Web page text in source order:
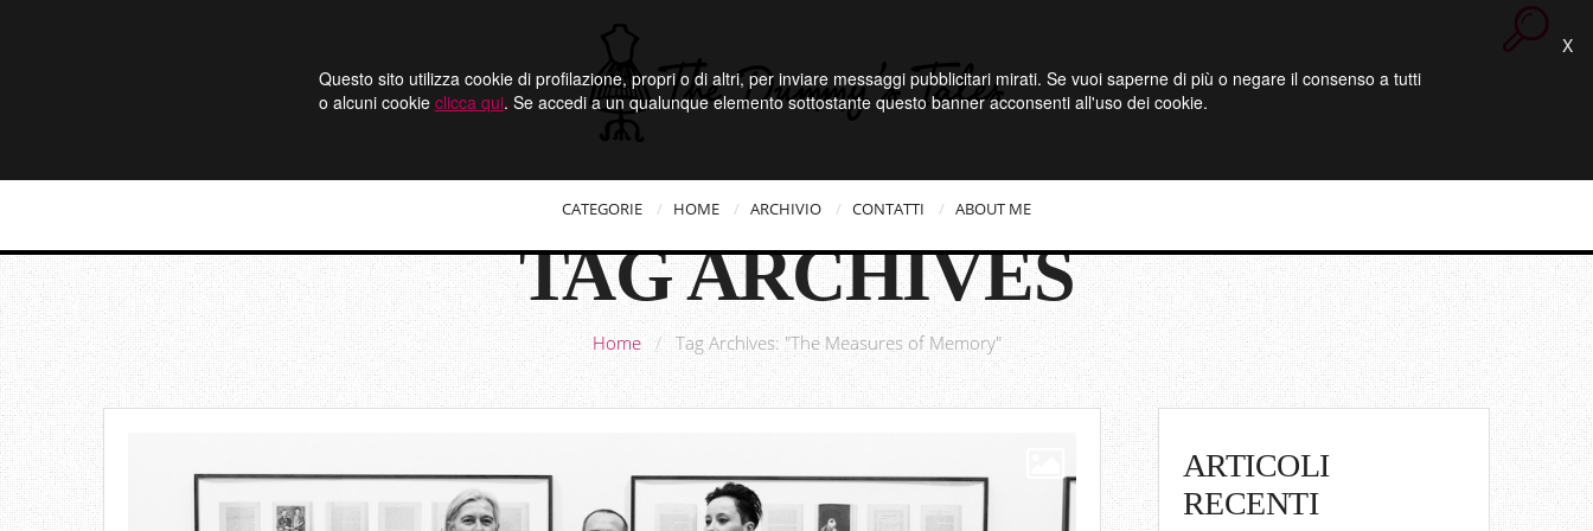
Questo sito utilizza cookie di profilazione, propri o di altri, per inviare messaggi pubblicitari mirati. Se vuoi saperne di più o negare il consenso a tutti
o alcuni cookie clicca qui. Se accedi a un qualunque elemento sottostante questo banner acconsenti all'uso dei cookie.
X
CATEGORIE HOME ARCHIVIO CONTATTI ABOUT ME
TAG ARCHIVES
Home / Tag Archives: "The Measures of Memory"
ARTICOLI
RECENTI